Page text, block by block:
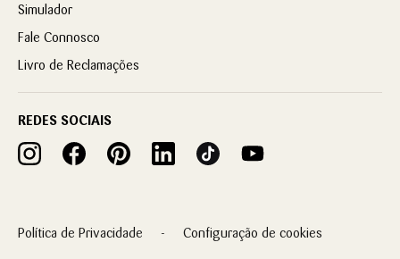
Simulador
Fale Connosco
Livro de Reclamações
REDES SOCIAIS
Política de Privacidade Configuração de cookies